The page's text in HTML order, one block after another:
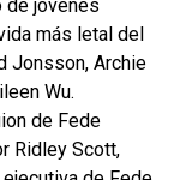
de jóvenes
más letal del
Jonsson, Archie
Wu.
de Fede
Ridley Scott,